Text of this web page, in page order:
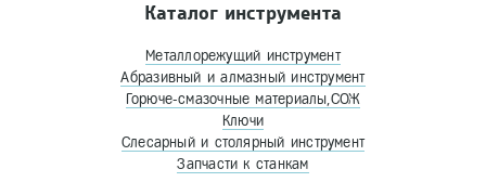
Каталог инструмента
Металлорежущий инструмент
Абразивный и алмазный инструмент
Горюче-смазочные материалы,СОЖ
Ключи
Слесарный и столярный инструмент
Запчасти к станкам